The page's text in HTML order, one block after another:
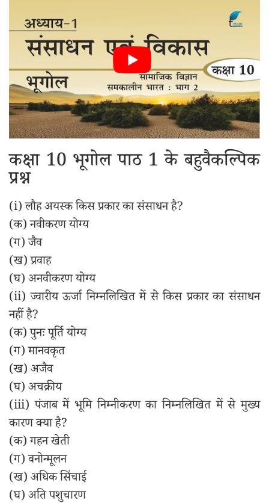
कक्षा 10 भूगोल पाठ 1 के बहुवैकल्पिक
प्रश्न
(i) लौह अयस्क किस प्रकार का संसाधन है?
(क) नवीकरण योग्य
(ग) जैव
(ख) प्रवाह
(घ) अनवीकरण योग्य
(ii) ज्वारीय ऊर्जा निम्नलिखित में से किस प्रकार का संसाधन
नहीं है?
(क) पुनः पूर्ति योग्य
(ग) मानवकृत
(ख) अजैव
(घ) अचक्रीय
(iii) पंजाब में भूमि निम्नीकरण का निम्नलिखित में से मुख्य
कारण क्या है?
(क) गहन खेती
(ग) वनोन्मूलन
(ख) अधिक सिंचाई
(घ) अति पशुचारण